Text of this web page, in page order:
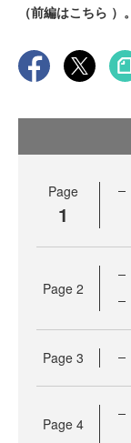
（前編はこちら ）。
Page
1
Page 2
Page 3
Page 4